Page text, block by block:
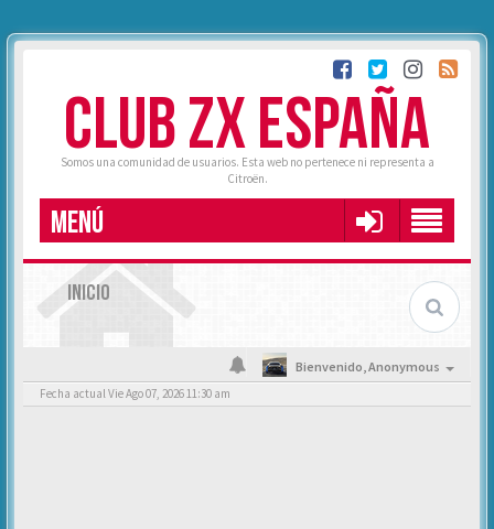
CLUB ZX ESPAÑA
Somos una comunidad de usuarios. Esta web no pertenece ni representa a
Citroën.
MENÚ
INICIO
Bienvenido,Anonymous
Fecha actual Vie Ago 07, 2026 11:30 am